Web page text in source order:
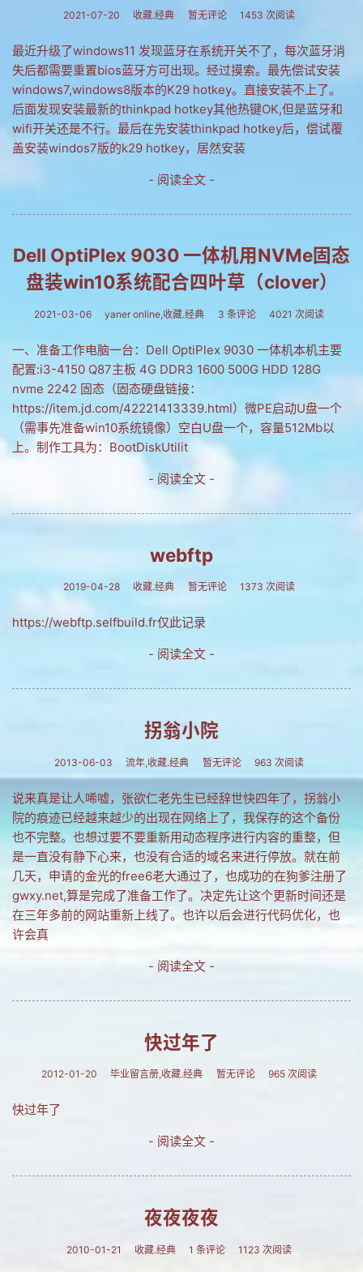
2021-07-20 收藏.经典 暂无评论 1453 次阅读
最近升级了windows11 发现蓝牙在系统开关不了，每次蓝牙消
失后都需要重置bios蓝牙方可出现。经过摸索。最先偿试安装
windows7,windows8版本的K29 hotkey。直接安装不上了。
后面发现安装最新的thinkpad hotkey其他热键OK,但是蓝牙和
wifi开关还是不行。最后在先安装thinkpad hotkey后，偿试覆
盖安装windos7版的k29 hotkey，居然安装
- 阅读全文 -
Dell OptiPlex 9030 一体机用NVMe固态
盘装win10系统配合四叶草（clover）
2021-03-06 yaner online,收藏.经典 3 条评论 4021 次阅读
一、准备工作电脑一台：Dell OptiPlex 9030 一体机本机主要
配置:i3-4150 Q87主板 4G DDR3 1600 500G HDD 128G
nvme 2242 固态（固态硬盘链接：
https://item.jd.com/42221413339.html）微PE启动U盘一个
（需事先准备win10系统镜像）空白U盘一个，容量512Mb以
上。制作工具为：BootDiskUtilit
- 阅读全文 -
webftp
2019-04-28 收藏.经典 暂无评论 1373 次阅读
https://webftp.selfbuild.fr仅此记录
- 阅读全文 -
拐翁小院
2013-06-03 流年,收藏.经典 暂无评论 963 次阅读
说来真是让人唏嘘，张欲仁老先生已经辞世快四年了，拐翁小
院的痕迹已经越来越少的出现在网络上了，我保存的这个备份
也不完整。也想过要不要重新用动态程序进行内容的重整，但
是一直没有静下心来，也没有合适的域名来进行停放。就在前
几天，申请的金光的free6老大通过了，也成功的在狗爹注册了
gwxy.net,算是完成了准备工作了。决定先让这个更新时间还是
在三年多前的网站重新上线了。也许以后会进行代码优化，也
许会真
- 阅读全文 -
快过年了
2012-01-20 毕业留言册,收藏.经典 暂无评论 965 次阅读
快过年了
- 阅读全文 -
夜夜夜夜
2010-01-21 收藏.经典 1 条评论 1123 次阅读